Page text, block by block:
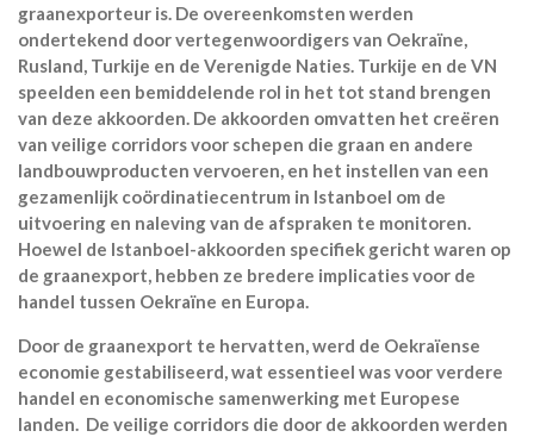
graanexporteur is. De overeenkomsten werden
ondertekend door vertegenwoordigers van Oekraïne,
Rusland, Turkije en de Verenigde Naties. Turkije en de VN
speelden een bemiddelende rol in het tot stand brengen
van deze akkoorden. De akkoorden omvatten het creëren
van veilige corridors voor schepen die graan en andere
landbouwproducten vervoeren, en het instellen van een
gezamenlijk coördinatiecentrum in Istanboel om de
uitvoering en naleving van de afspraken te monitoren.
Hoewel de Istanboel-akkoorden specifiek gericht waren op
de graanexport, hebben ze bredere implicaties voor de
handel tussen Oekraïne en Europa.
Door de graanexport te hervatten, werd de Oekraïense
economie gestabiliseerd, wat essentieel was voor verdere
handel en economische samenwerking met Europese
landen. De veilige corridors die door de akkoorden werden